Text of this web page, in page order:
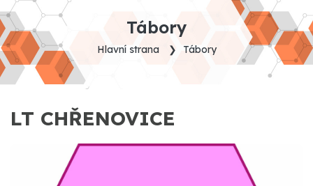
Tábory
Hlavní strana Tábory
LT CHŘENOVICE